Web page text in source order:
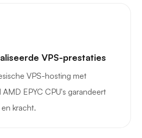
VPS-prestaties
VPS-hosting met
EPYC CPU's garandeert
kracht.